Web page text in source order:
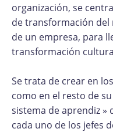
organización, se
de transformación del
de un empresa, para
transformación
Se trata de crear en
como en el resto de
sistema de aprendiz »
cada uno de los jefes